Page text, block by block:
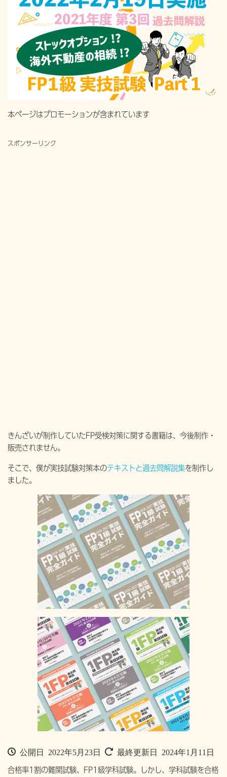
本ページはプロモーションが含まれています
スポンサーリンク
きんざいが制作していたFP受検対策に関する書籍は、今後制作・
販売されません。
そこで、僕が実技試験対策本のテキストと過去問解説集を制作し
ました。
公開日 2022年5月23日 最終更新日 2024年1月11日
合格率1割の難関試験、FP1級学科試験。しかし、学科試験を合格